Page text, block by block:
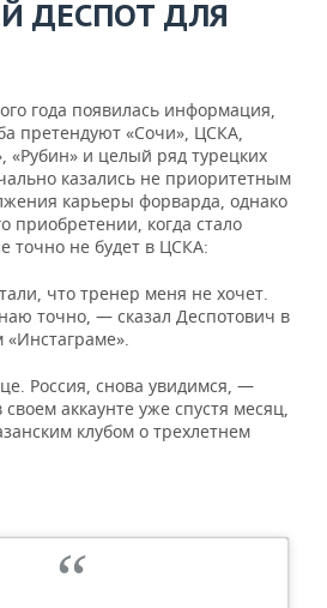
ДЕСПОТ ДЛЯ
года появилась информация,
претендуют «Сочи», ЦСКА,
«Рубин» и целый ряд турецких
казались не приоритетным
карьеры форварда, однако
приобретении, когда стало
точно не будет в ЦСКА:
что тренер меня не хочет.
точно, — сказал Деспотович в
Россия, снова увидимся, —
аккаунте уже спустя месяц,
клубом о трехлетнем